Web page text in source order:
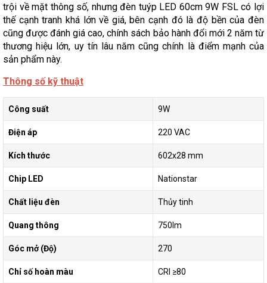
trội về mặt thông số, nhưng đèn tuýp LED 60cm 9W FSL có lợi
thế cạnh tranh khá lớn về giá, bên cạnh đó là độ bền của đèn
cũng được đánh giá cao, chính sách bảo hành đổi mới 2 năm từ
thương hiệu lớn, uy tín lâu năm cũng chính là điểm mạnh của
sản phẩm này.
Thông số kỹ thuật
Công suất 9W
Điện áp 220 VAC
Kích thước 602x28 mm
Chip LED Nationstar
Chất liệu đèn Thủy tinh
Quang thông 750lm
Góc mở (Độ) 270
Chỉ số hoàn màu CRI ≥80